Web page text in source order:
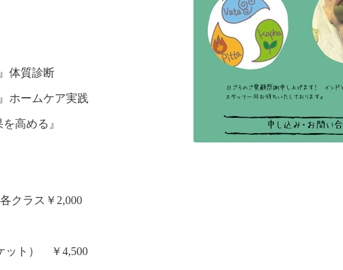
体質診断
ホームケア実践
高める』
クラス￥2,000
ト） ￥4,500